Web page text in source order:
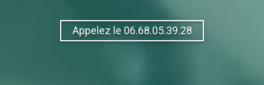
Appelez le 06.68.05.39.28